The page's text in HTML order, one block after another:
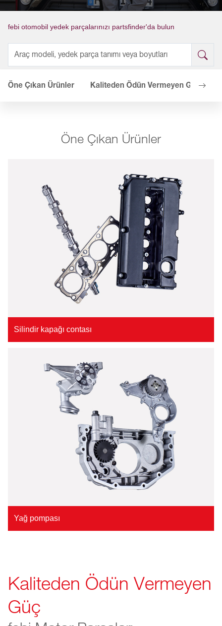
febi otomobil yedek parçalarınızı partsfinder'da bulun
Öne Çıkan Ürünler Kaliteden Ödün Vermeyen Güç
Öne Çıkan Ürünler
Silindir kapağı contası
Yağ pompası
Kaliteden Ödün Vermeyen
Güç